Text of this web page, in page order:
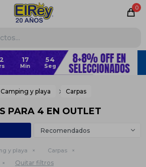
0
Camping y playa Carpas
PARA 4 EN OUTLET
Recomendados
y playa
Carpas
Quitar filtros